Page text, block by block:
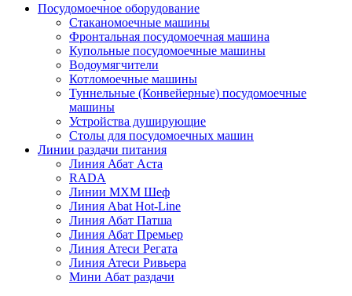
Посудомоечное оборудование
Стаканомоечные машины
Фронтальная посудомоечная машина
Купольные посудомоечные машины
Водоумягчители
Котломоечные машины
Туннельные (Конвейерные) посудомоечные
машины
Устройства душирующие
Столы для посудомоечных машин
Линии раздачи питания
Линия Абат Аста
RADA
Линии МХМ Шеф
Линия Abat Hot-Line
Линия Абат Патша
Линия Абат Премьер
Линия Атеси Регата
Линия Атеси Ривьера
Мини Абат раздачи